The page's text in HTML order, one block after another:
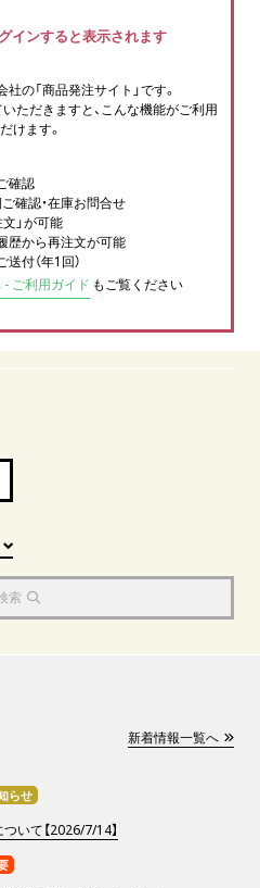
インすると表示されます
の「商品発注サイト」です。
いただきますと、こんな機能がご利用
けます。
確認
ご確認・在庫お問合せ
」が可能
歴から再注文が可能
付（年1回）
ご利用ガイド もご覧ください
索
新着情報一覧へ
らせ
いて【2026/7/14】